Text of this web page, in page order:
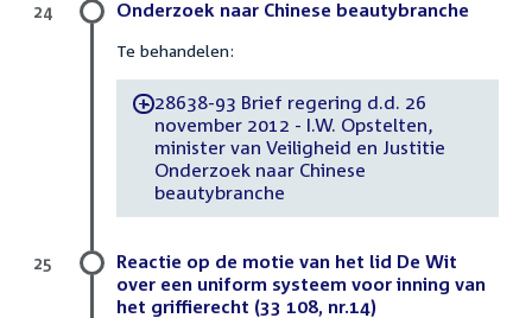
Onderzoek naar Chinese beautybranche
Te behandelen:
-28638-93 Brief regering d.d. 26
november 2012 - I.W. Opstelten,
minister van Veiligheid en Justitie
Onderzoek naar Chinese
beautybranche
24
Reactie op de motie van het lid De Wit
over een uniform systeem voor inning van
het griffierecht (33 108, nr.14)
25